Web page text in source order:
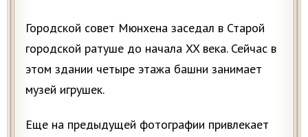
Городской совет Мюнхена заседал в Старой
городской ратуше до начала XX века. Сейчас в
этом здании четыре этажа башни занимает
музей игрушек.
Еще на предыдущей фотографии привлекает